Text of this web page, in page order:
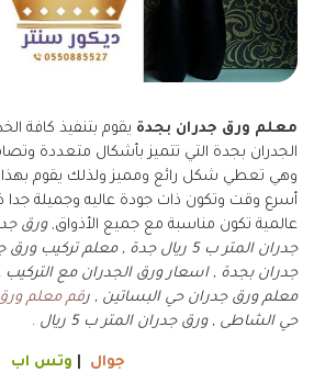
معلم ورق جدران بجدة يقوم بتنفيذ كافة
الجدران بجدة التي تتميز بأشكال متعددة
وهي تعطي شكل رائع ومميز ولذلك يقوم بهذا
أسرع وقت وتكون ذات جودة عاليه وجميلة
عالمية تكون مناسبة مع جميع الأذواق,ورق
جدران المتر ب 5 ريال جدة , معلم
جدران بجدة , اسعار ورق الجدران مع
معلم ورق جدران حي البساتين , رقم معلم
حي الشاطى , ورق جدران المتر ب 5 ريال
.
جوال وتس اب